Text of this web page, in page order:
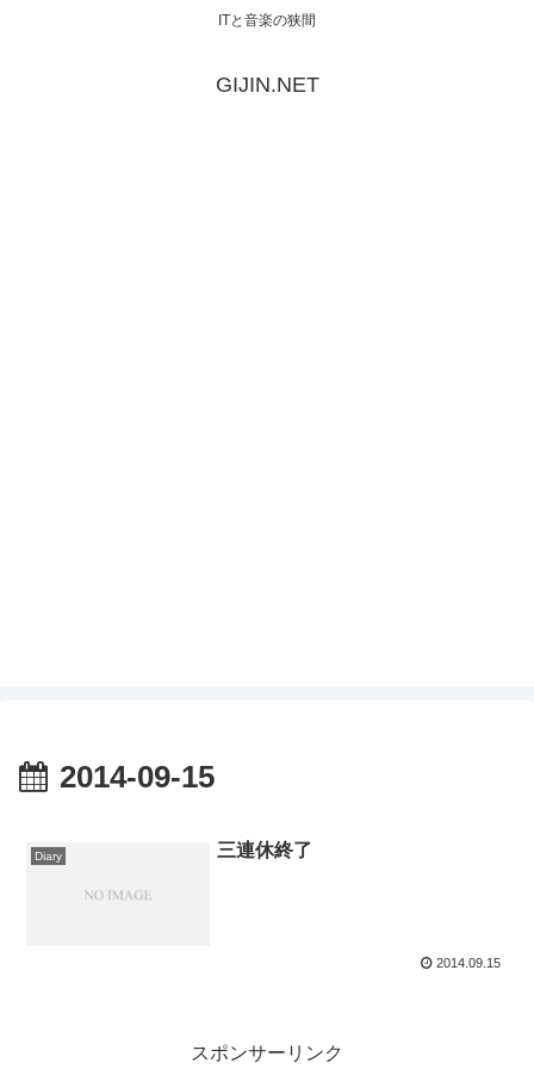
ITと音楽の狭間
GIJIN.NET
2014-09-15
Diary 三連休終了
2014.09.15
スポンサーリンク